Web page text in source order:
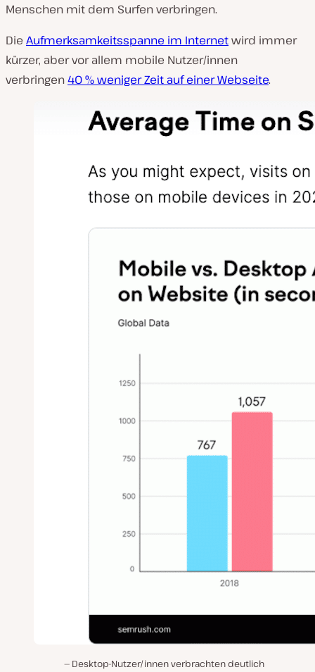
Menschen mit dem Surfen verbringen.
Die Aufmerksamkeitsspanne im Internetwird immer
kürzer, aber vor allem mobile Nutzer/innen
verbringen40 % weniger Zeit auf einer Webseite.
Desktop-Nutzer/innen verbrachten deutlich